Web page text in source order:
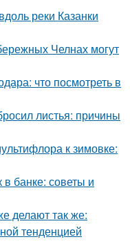
реки Казанки
Челнах могут
что посмотреть в
листья: причины
к зимовке:
в банке: советы и
делают так же:
тенденцией